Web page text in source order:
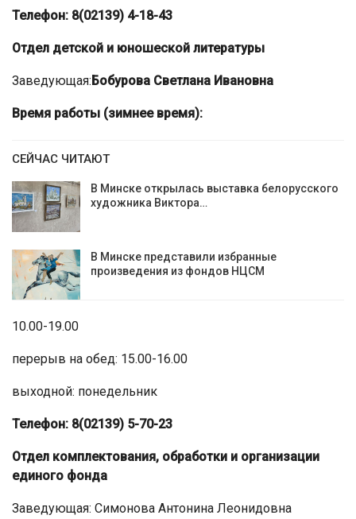
Телефон: 8(02139) 4-18-43
Отдел детской и юношеской литературы
Заведующая: Бобурова Светлана Ивановна
Время работы (зимнее время):
СЕЙЧАС ЧИТАЮТ
В Минске открылась выставка белорусского
художника Виктора…
В Минске представили избранные
произведения из фондов НЦСМ
10.00-19.00
перерыв на обед: 15.00-16.00
выходной: понедельник
Телефон: 8(02139) 5-70-23
Отдел комплектования, обработки и организации
единого фонда
Заведующая: Симонова Антонина Леонидовна